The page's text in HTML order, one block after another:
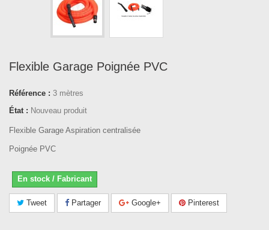
Flexible Garage Poignée PVC
Référence : 3 mètres
État : Nouveau produit
Flexible Garage Aspiration centralisée
Poignée PVC
En stock / Fabricant
Tweet Partager Google+ Pinterest